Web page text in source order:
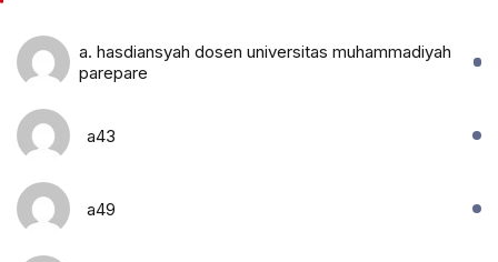
a. hasdiansyah dosen universitas muhammadiyah
parepare
a43
a49